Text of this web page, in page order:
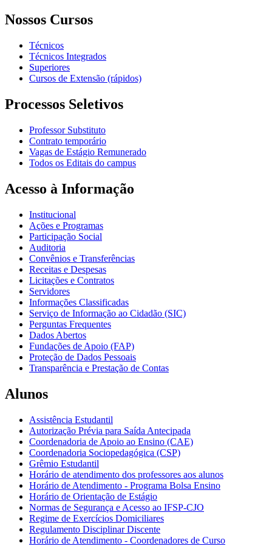
Nossos Cursos
Técnicos
Técnicos Integrados
Superiores
Cursos de Extensão (rápidos)
Processos Seletivos
Professor Substituto
Contrato temporário
Vagas de Estágio Remunerado
Todos os Editais do campus
Acesso à Informação
Institucional
Ações e Programas
Participação Social
Auditoria
Convênios e Transferências
Receitas e Despesas
Licitações e Contratos
Servidores
Informações Classificadas
Serviço de Informação ao Cidadão (SIC)
Perguntas Frequentes
Dados Abertos
Fundações de Apoio (FAP)
Proteção de Dados Pessoais
Transparência e Prestação de Contas
Alunos
Assistência Estudantil
Autorização Prévia para Saída Antecipada
Coordenadoria de Apoio ao Ensino (CAE)
Coordenadoria Sociopedagógica (CSP)
Grêmio Estudantil
Horário de atendimento dos professores aos alunos
Horário de Atendimento - Programa Bolsa Ensino
Horário de Orientação de Estágio
Normas de Segurança e Acesso ao IFSP-CJO
Regime de Exercícios Domiciliares
Regulamento Disciplinar Discente
Horário de Atendimento - Coordenadores de Curso